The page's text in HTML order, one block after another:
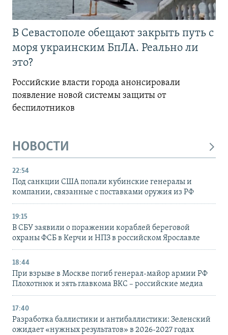
В Севастополе обещают закрыть путь с
моря украинским БпЛА. Реально ли
это?
Российские власти города анонсировали
появление новой системы защиты от
беспилотников
НОВОСТИ
22:54
Под санкции США попали кубинские генералы и
компании, связанные с поставками оружия из РФ
19:15
В СБУ заявили о поражении кораблей береговой
охраны ФСБ в Керчи и НПЗ в российском Ярославле
18:44
При взрыве в Москве погиб генерал-майор армии РФ
Плохотнюк и зять главкома ВКС – российские медиа
17:40
Разработка баллистики и антибаллистики: Зеленский
ожидает «нужных результатов» в 2026-2027 годах